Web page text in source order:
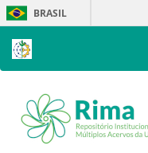
Skip
navigation
BRASIL